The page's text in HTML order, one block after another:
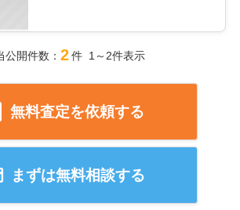
公開件数： 2件 1～2件表示
無料査定を依頼する
まずは無料相談する